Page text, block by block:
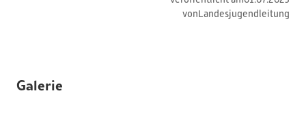
vonLandesjugendleitung
Galerie